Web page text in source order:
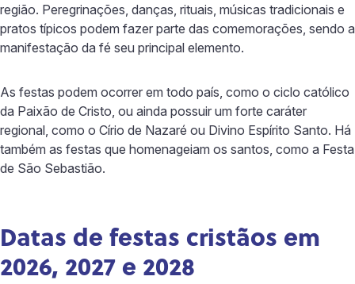
região. Peregrinações, danças, rituais, músicas tradicionais e
pratos típicos podem fazer parte das comemorações, sendo a
manifestação da fé seu principal elemento.
As festas podem ocorrer em todo país, como o ciclo católico
da Paixão de Cristo, ou ainda possuir um forte caráter
regional, como o Círio de Nazaré ou Divino Espírito Santo. Há
também as festas que homenageiam os santos, como a Festa
de São Sebastião.
Datas de festas cristãos em
2026, 2027 e 2028